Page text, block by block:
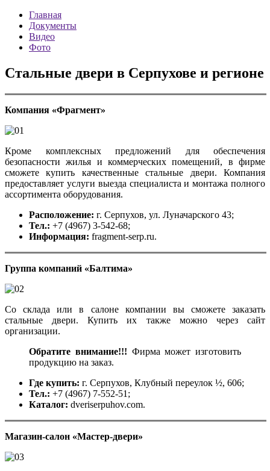
Главная
Документы
Видео
Фото
Стальные двери в Серпухове и регионе
Компания «Фрагмент»
Кроме комплексных предложений для обеспечения
безопасности жилья и коммерческих помещений, в фирме
сможете купить качественные стальные двери. Компания
предоставляет услуги выезда специалиста и монтажа полного
ассортимента оборудования.
Расположение: г. Серпухов, ул. Луначарского 43;
Тел.: +7 (4967) 3-542-68;
Информация: fragment-serp.ru.
Группа компаний «Балтима»
Со склада или в салоне компании вы сможете заказать
стальные двери. Купить их также можно через сайт
организации.
Обратите внимание!!! Фирма может изготовить
продукцию на заказ.
Где купить: г. Серпухов, Клубный переулок ½, 606;
Тел.: +7 (4967) 7-552-51;
Каталог: dveriserpuhov.com.
Магазин-салон «Мастер-двери»